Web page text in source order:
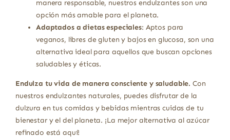
manera responsable, nuestros endulzantes son una
opción más amable para el planeta.
Adaptados a dietas especiales: Aptos para
veganos, libres de gluten y bajos en glucosa, son una
alternativa ideal para aquellos que buscan opciones
saludables y éticas.
Endulza tu vida de manera consciente y saludable. Con
nuestros endulzantes naturales, puedes disfrutar de la
dulzura en tus comidas y bebidas mientras cuidas de tu
bienestar y el del planeta. ¡La mejor alternativa al azúcar
refinado está aquí!